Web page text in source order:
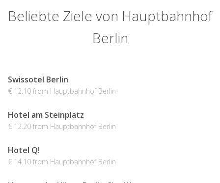
Beliebte Ziele von Hauptbahnhof
Berlin
Swissotel Berlin
€ 12.10 from Hauptbahnhof Berlin
Hotel am Steinplatz
€ 12.20 from Hauptbahnhof Berlin
Hotel Q!
€ 14.10 from Hauptbahnhof Berlin